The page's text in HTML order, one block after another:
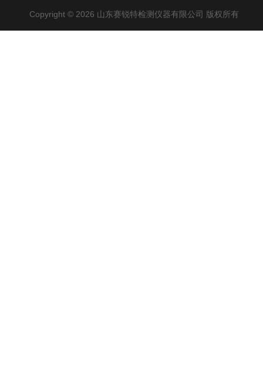
Copyright © 2026 山东赛锐特检测仪器有限公司 版权所有